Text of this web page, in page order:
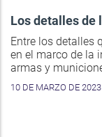
Los detalles de
Entre los detalles
en el marco de la
armas y
10 DE MARZO DE